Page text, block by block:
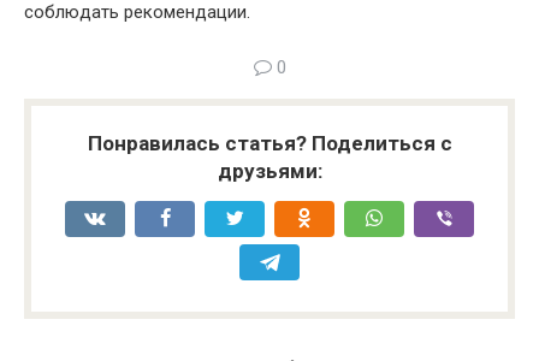
соблюдать рекомендации.
0
Понравилась статья? Поделиться с
друзьями: